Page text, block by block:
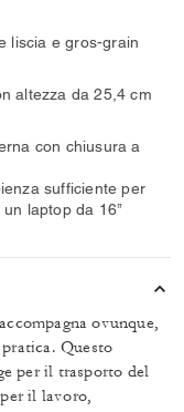
liscia e gros-grain
altezza da 25,4 cm
con chiusura a
sufficiente per
laptop da 16’’
ovunque,
Questo
per il trasporto del
il lavoro,